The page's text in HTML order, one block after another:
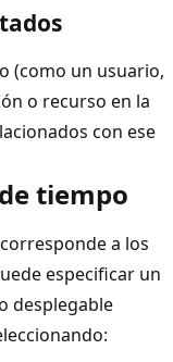
(como un usuario,
o recurso en la
con ese
tiempo
a los
especificar un
desplegable